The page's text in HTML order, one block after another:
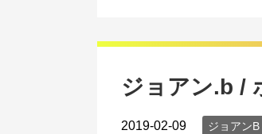
ジョアン.b /
2019-02-09 ジョアンB